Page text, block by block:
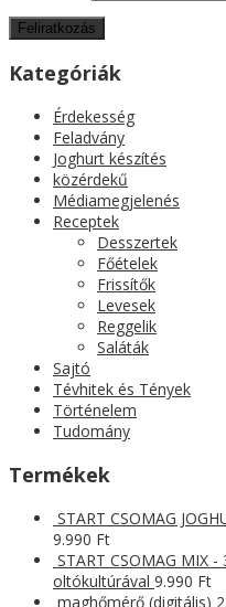
Kategóriák
Érdekesség
Feladvány
Joghurt készítés
közérdekű
Médiamegjelenés
Receptek
Desszertek
Főételek
Frissítők
Levesek
Reggelik
Saláták
Sajtó
Tévhitek és Tények
Történelem
Tudomány
Termékek
START CSOMAG
9.990 Ft
START CSOMAG MIX
oltókultúrával 9.990 Ft
maghőmérő (digitális)